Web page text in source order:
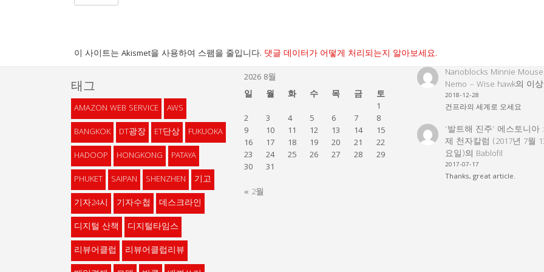
이 사이트는 Akismet을 사용하여 스팸을 줄입니다. 댓글 데이터가 어떻게 처리되는지 알아보세요.
태그
AMAZON WEB SERVICE
AWS
BANGKOK
DT광장 ET단상
FUKUOKA
HADOOP
HONGKONG
PATAYA
PHUKET
SAIPAN SHENZHEN
기고
기자24시
기자수첩
데스크라인
디지털 산책
디지털타임스
리뷰어클럽
리뷰어클럽리뷰
2026 8월
일
월 화 수 목 금
토
1
2
3 4 5 6 7
8
9
10 11 12 13 14
15
16
17 18 19 20 21
22
23
24 25 26 27 28
29
30
31
« 2월
Nanoblocks Minnie
Nemo – Wise hawk의 이
2018-12-28
건프라의 세계로 오세요
‘발트해 진주’ 에스토니아
제 천자칼럼 (2017년 7월
요일)의 Bablofil
2017-07-17
Thanks, great article.